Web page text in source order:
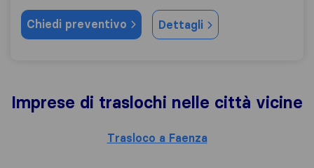
Chiedi preventivo Dettagli
Imprese di traslochi nelle città vicine
Trasloco a Faenza